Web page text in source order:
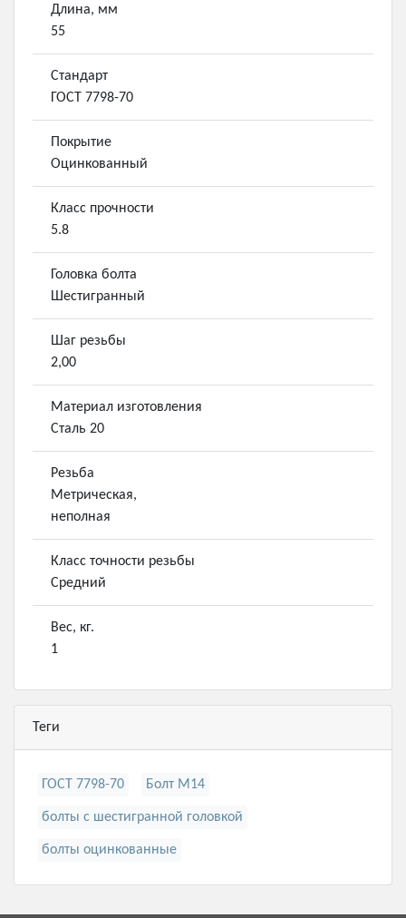
Длина, мм
55
Стандарт
ГОСТ 7798-70
Покрытие
Оцинкованный
Класс прочности
5.8
Головка болта
Шестигранный
Шаг резьбы
2,00
Материал изготовления
Сталь 20
Резьба
Метрическая,
неполная
Класс точности резьбы
Средний
Вес, кг.
1
Теги
ГОСТ 7798-70 Болт М14
болты с шестигранной головкой
болты оцинкованные